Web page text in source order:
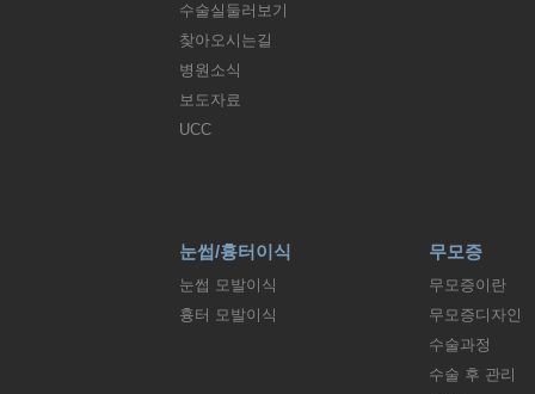
수술실둘러보기
찾아오시는길
병원소식
보도자료
UCC
눈썹/흉터이식
눈썹 모발이식
흉터 모발이식
무모증
무모증이란
무모증디자인
수술과정
수술 후 관리